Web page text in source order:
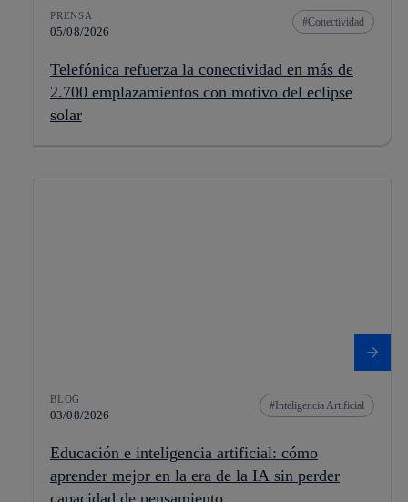
PRENSA
05/08/2026
Conectividad
Telefónica refuerza la conectividad en más de
2.700 emplazamientos con motivo del eclipse
solar
BLOG
03/08/2026
Inteligencia Artificial
Educación e inteligencia artificial: cómo
aprender mejor en la era de la IA sin perder